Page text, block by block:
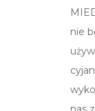
nie